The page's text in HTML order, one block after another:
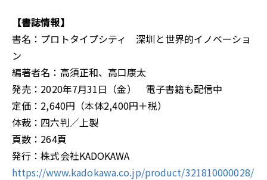
【書誌情報】
書名：プロトタイプシティ 深圳と世界的イノベーショ
ン
編著者名：高須正和、高口康太
発売：2020年7月31日（金） 電子書籍も配信中
定価：2,640円（本体2,400円＋税）
体裁：四六判／上製
頁数：264頁
発行：株式会社KADOKAWA
https://www.kadokawa.co.jp/product/321810000028/